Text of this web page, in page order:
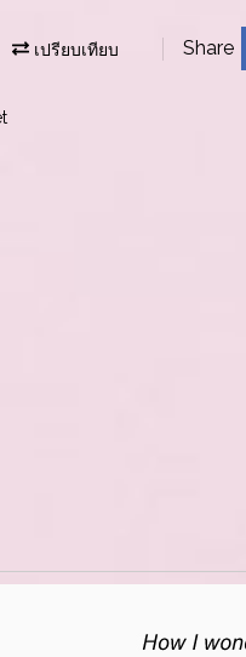
เปรียบเทียบ Share